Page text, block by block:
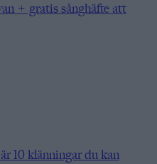
+ gratis sånghäfte att
10 klänningar du kan